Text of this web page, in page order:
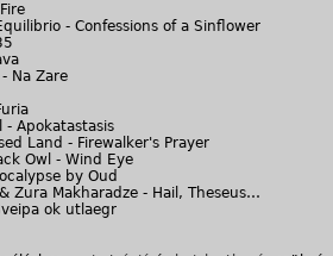
- Confessions of a Sinflower
Na Zare
- Apokatastasis
Land - Firewalker's Prayer
Owl - Wind Eye
by Oud
Zura Makharadze - Hail, Theseus…
ok utlaegr